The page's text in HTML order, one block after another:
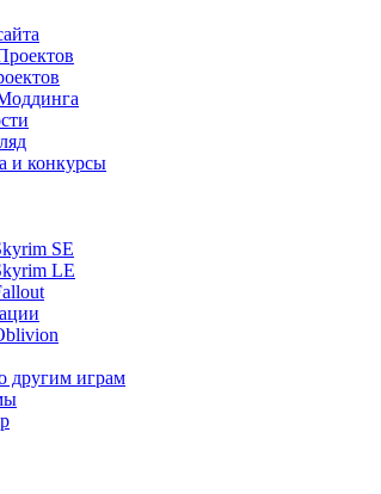
и конкурсы
SE
LE
другим играм